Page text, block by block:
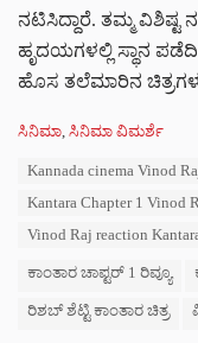
ನಟಿಸಿದ್ದಾರೆ. ತಮ್ಮ ವಿಶಿಷ್ಟ
ಹೃದಯಗಳಲ್ಲಿ ಸ್ಥಾನ
ಹೊಸ ತಲೆಮಾರಿನ ಚಿತ್ರಗಳು
C
ಸಿನಿಮಾ ಸಿನಿಮಾ ವಿಮರ್ಶೆ
Kannada cinema Vinod
Kantara Chapter 1 Vinod
Vinod Raj reaction
ಕಾಂತಾರ ಚಾಪ್ಟರ್ 1 ರಿವ್ಯೂ
ರಿಶಬ್ ಶೆಟ್ಟಿ ಕಾಂತಾರ ಚಿತ್ರ